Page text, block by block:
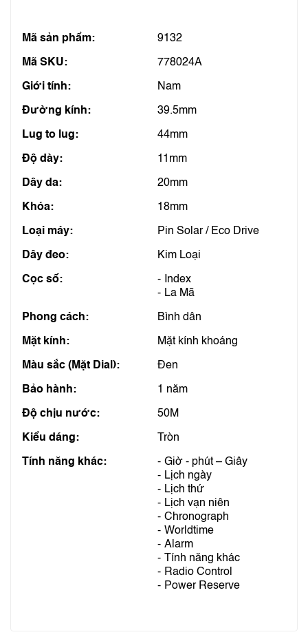
Mã sản phẩm: 9132
Mã SKU: 778024A
Giới tính: Nam
Đường kính: 39.5mm
Lug to lug: 44mm
Độ dày: 11mm
Dây da: 20mm
Khóa: 18mm
Loại máy: Pin Solar / Eco Drive
Dây đeo: Kim Loại
Cọc số:
Index
La Mã
Phong cách: Bình dân
Mặt kính: Mặt kính khoáng
Màu sắc (Mặt Dial): Đen
Bảo hành: 1 năm
Độ chịu nước: 50M
Kiểu dáng: Tròn
Tính năng khác:
Giờ - phút – Giây
Lịch ngày
Lịch thứ
Lịch vạn niên
Chronograph
Worldtime
Alarm
Tính năng khác
Radio Control
Power Reserve